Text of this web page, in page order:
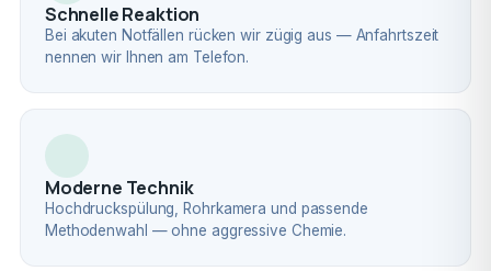
Schnelle Reaktion
Bei akuten Notfällen rücken wir zügig aus — Anfahrtszeit
nennen wir Ihnen am Telefon.
Moderne Technik
Hochdruckspülung, Rohrkamera und passende
Methodenwahl — ohne aggressive Chemie.